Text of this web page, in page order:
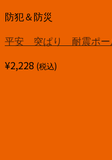
防犯＆防災
平安 突ぱり 耐震ポー
¥2,228 (税込)